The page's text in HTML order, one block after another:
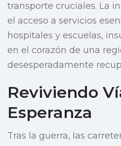
transporte cruciales. La
el acceso a servicios
hospitales y escuelas,
en el corazón de una
desesperadamente
Reviviendo
Esperanza
Tras la guerra, las